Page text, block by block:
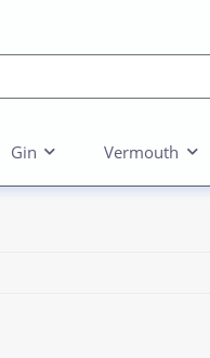
Gin Vermouth